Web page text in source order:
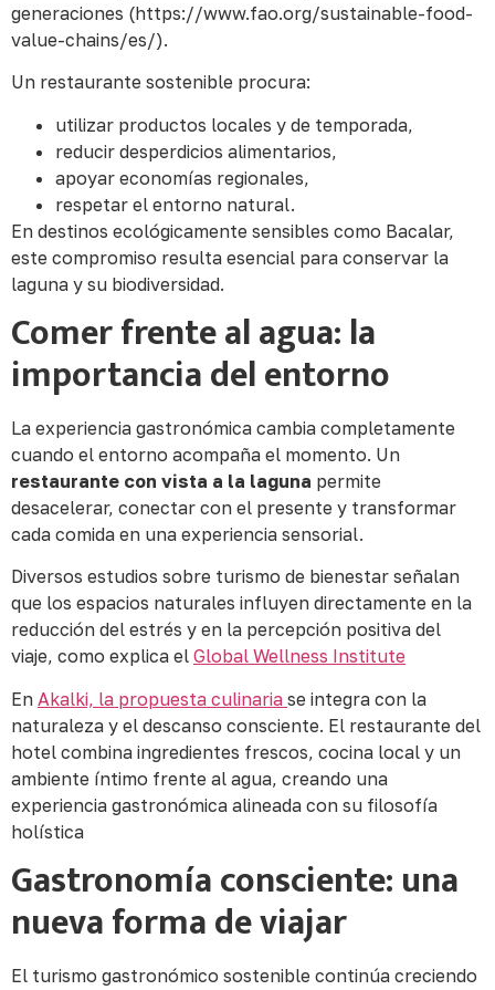
generaciones (https://www.fao.org/sustainable-food-
value-chains/es/).
Un restaurante sostenible procura:
utilizar productos locales y de temporada,
reducir desperdicios alimentarios,
apoyar economías regionales,
respetar el entorno natural.
En destinos ecológicamente sensibles como Bacalar,
este compromiso resulta esencial para conservar la
laguna y su biodiversidad.
Comer frente al agua: la
importancia del entorno
La experiencia gastronómica cambia completamente
cuando el entorno acompaña el momento. Un
restaurante con vista a la laguna permite
desacelerar, conectar con el presente y transformar
cada comida en una experiencia sensorial.
Diversos estudios sobre turismo de bienestar señalan
que los espacios naturales influyen directamente en la
reducción del estrés y en la percepción positiva del
viaje, como explica el Global Wellness Institute
En Akalki, la propuesta culinaria se integra con la
naturaleza y el descanso consciente. El restaurante del
hotel combina ingredientes frescos, cocina local y un
ambiente íntimo frente al agua, creando una
experiencia gastronómica alineada con su filosofía
holística
Gastronomía consciente: una
nueva forma de viajar
El turismo gastronómico sostenible continúa creciendo